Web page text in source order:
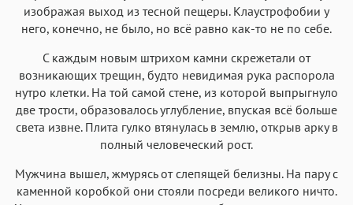
изображая выход из тесной пещеры. Клаустрофобии у
него, конечно, не было, но всё равно как-то не по себе.
С каждым новым штрихом камни скрежетали от
возникающих трещин, будто невидимая рука распорола
нутро клетки. На той самой стене, из которой выпрыгнуло
две трости, образовалось углубление, впуская всё больше
света извне. Плита гулко втянулась в землю, открыв арку в
полный человеческий рост.
Мужчина вышел, жмурясь от слепящей белизны. На пару с
каменной коробкой они стояли посреди великого ничто.